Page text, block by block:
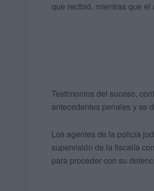
que recibió, mientras que
Testimonios del suceso,
antecedentes penales y se
Los agentes de la policía
supervisión de la fiscalía
para proceder con su